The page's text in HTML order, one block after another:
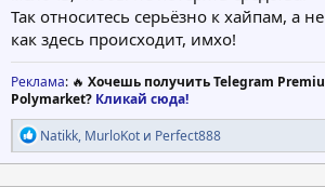
Так относитесь серьёзно к хайпам, а
как здесь происходит, имхо!
Реклама: 🔥 Хочешь получить Telegram
Polymarket? Кликай сюда!
Р
е
а
Natikk, MurloKot и Perfect888